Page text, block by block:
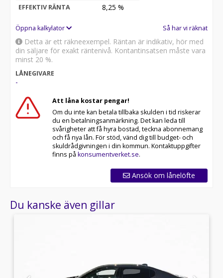
EFFEKTIV RÄNTA 8,25 %
Öppna kalkylator Så har vi räknat
Detta är ett räkneexempel. Räntan är indikativ, hör med
din säljare för exakt räntenivå. Kontantinsatsen måste vara
minst 20 %.
LÅNEGIVARE
-
Att låna kostar pengar!
Om du inte kan betala tillbaka skulden i tid riskerar
du en betalningsanmärkning. Det kan leda till
svårigheter att få hyra bostad, teckna abonnemang
och få nya lån. För stöd, vänd dig till budget- och
skuldrådgivningen i din kommun. Kontaktuppgifter
finns på konsumentverket.se.
Ansök om lånelöfte
Du kanske även gillar